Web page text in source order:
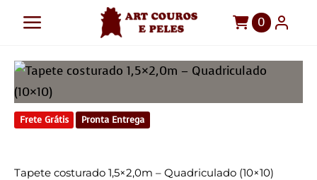
para
conteúdo
Toggle
Navigation
Tapetes
Pelegos
0
Frete Grátis Pronta Entrega
Tapete costurado 1,5×2,0m – Quadriculado (10×10)